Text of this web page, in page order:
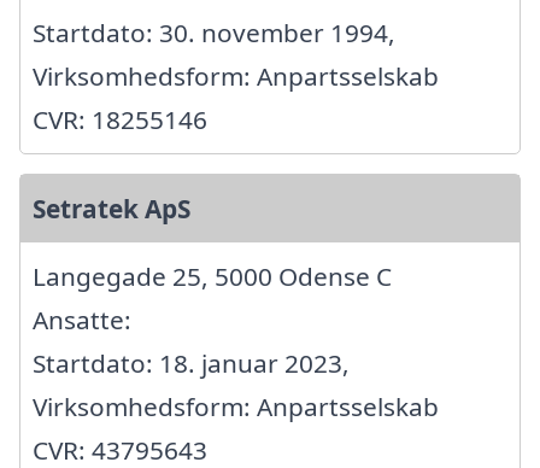
Startdato: 30. november 1994,
Virksomhedsform: Anpartsselskab
CVR: 18255146
Setratek ApS
Langegade 25, 5000 Odense C
Ansatte:
Startdato: 18. januar 2023,
Virksomhedsform: Anpartsselskab
CVR: 43795643